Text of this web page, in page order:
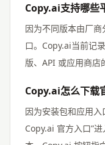
Copy.ai支持哪些
因为不同版本由厂
口。Copy.ai当前记
版、API 或应用商店
Copy.ai怎么下载
因为安装包和应用入
Copy.ai 官方入口”